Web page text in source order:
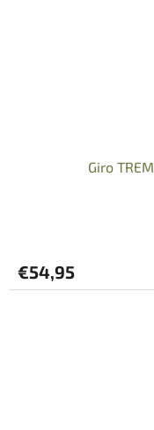
Giro
€54,95